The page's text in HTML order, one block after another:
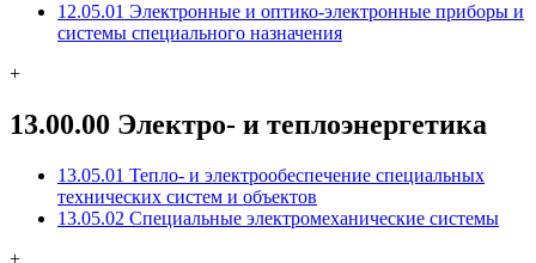
12.05.01 Электронные и оптико-электронные приборы и
системы специального назначения
+
13.00.00 Электро- и теплоэнергетика
13.05.01 Тепло- и электрообеспечение специальных
технических систем и объектов
13.05.02 Специальные электромеханические системы